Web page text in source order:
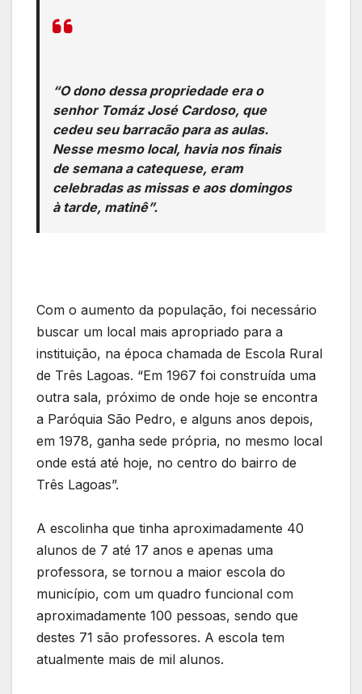
“O dono dessa propriedade era o
senhor Tomáz José Cardoso, que
cedeu seu barracão para as aulas.
Nesse mesmo local, havia nos finais
de semana a catequese, eram
celebradas as missas e aos domingos
à tarde, matinê”.
Com o aumento da população, foi necessário
buscar um local mais apropriado para a
instituição, na época chamada de Escola Rural
de Três Lagoas. “Em 1967 foi construída uma
outra sala, próximo de onde hoje se encontra
a Paróquia São Pedro, e alguns anos depois,
em 1978, ganha sede própria, no mesmo local
onde está até hoje, no centro do bairro de
Três Lagoas”.
A escolinha que tinha aproximadamente 40
alunos de 7 até 17 anos e apenas uma
professora, se tornou a maior escola do
município, com um quadro funcional com
aproximadamente 100 pessoas, sendo que
destes 71 são professores. A escola tem
atualmente mais de mil alunos.